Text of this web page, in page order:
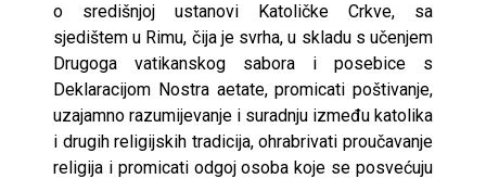
o središnjoj ustanovi Katoličke Crkve, sa
sjedištem u Rimu, čija je svrha, u skladu s učenjem
Drugoga vatikanskog sabora i posebice s
Deklaracijom Nostra aetate, promicati poštivanje,
uzajamno razumijevanje i suradnju između katolika
i drugih religijskih tradicija, ohrabrivati proučavanje
religija i promicati odgoj osoba koje se posvećuju